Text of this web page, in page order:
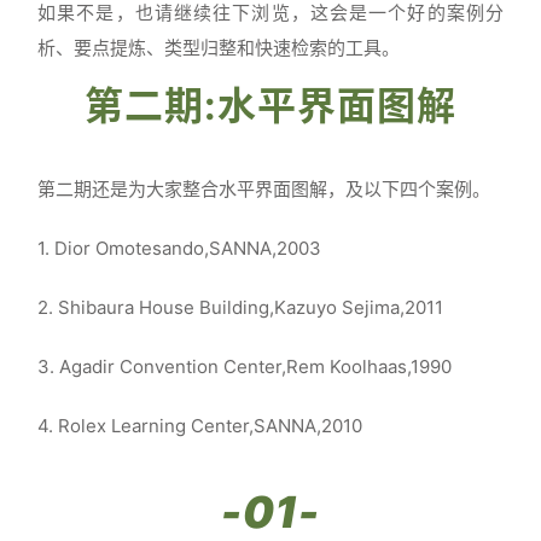
如果不是，也请继续往下浏览，这会是一个好的案例分
析、要点提炼、类型归整和快速检索的工具。
第二期:水平界面图解
第二期还是为大家整合水平界面图解，及以下四个案例。
1. Dior Omotesando,SANNA,2003
2. Shibaura House Building,Kazuyo Sejima,2011
3. Agadir Convention Center,Rem Koolhaas,1990
4. Rolex Learning Center,SANNA,2010
-01-